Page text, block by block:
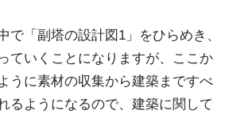
で「副塔の設計図1」をひらめき、
ていくことになりますが、ここか
うに素材の収集から建築まですべ
るようになるので、建築に関して